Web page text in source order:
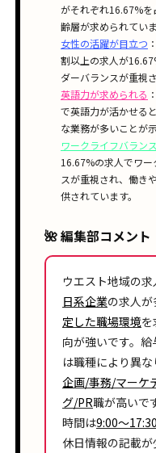
がそれぞれ16.67%を
齢層が求められていま
女性の活躍が目立つ
割以上の求人が
ダーバランスが重視
英語力が求められる
で英語力が活かせる
な業務が多いことが
ワークライフバラン
16.67%の求人でワー
スが重視され、働き
供されています。
🌺 編集部コメント
ウエスト地域の求
日系企業の求人が
定した職場環境
向が強いです。給
は職種により異な
企画/事務/マーケ
グ/PR職が高いで
時間は9:00〜17:30
休日情報の記載が